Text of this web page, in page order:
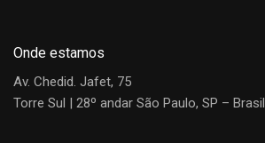
CIO
Onde estamos
Av. Chedid. Jafet, 75
Torre Sul | 28º andar São Paulo, SP – Brasil